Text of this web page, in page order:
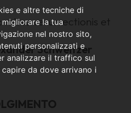
e altre tecniche di
la tua
nel nostro sito,
personalizzati e
analizzare il traffico sul
da dove arrivano i
missa resurrectionis et
Schweitzer